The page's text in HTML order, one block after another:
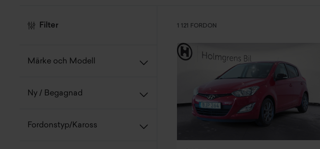
Filter
Märke och Modell
Ny / Begagnad
Fordonstyp/Kaross
1 121 FORDON